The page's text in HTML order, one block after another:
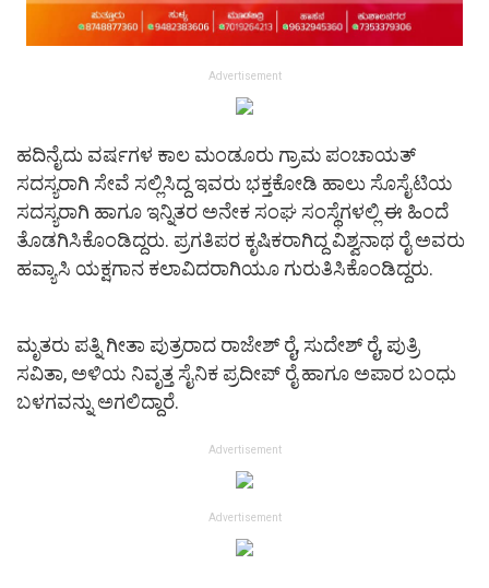
Advertisement
ಹದಿನೈದು ವರ್ಷಗಳ ಕಾಲ ಮಂಡೂರು ಗ್ರಾಮ ಪಂಚಾಯತ್
ಸದಸ್ಯರಾಗಿ ಸೇವೆ ಸಲ್ಲಿಸಿದ್ದ ಇವರು ಭಕ್ತಕೋಡಿ ಹಾಲು ಸೊಸೈಟಿಯ
ಸದಸ್ಯರಾಗಿ ಹಾಗೂ ಇನ್ನಿತರ ಅನೇಕ ಸಂಘ ಸಂಸ್ಥೆಗಳಲ್ಲಿ ಈ ಹಿಂದೆ
ತೊಡಗಿಸಿಕೊಂಡಿದ್ದರು. ಪ್ರಗತಿಪರ ಕೃಷಿಕರಾಗಿದ್ದ ವಿಶ್ವನಾಥ ರೈ ಅವರು
ಹವ್ಯಾಸಿ ಯಕ್ಷಗಾನ ಕಲಾವಿದರಾಗಿಯೂ ಗುರುತಿಸಿಕೊಂಡಿದ್ದರು.
ಮೃತರು ಪತ್ನಿ ಗೀತಾ ಪುತ್ರರಾದ ರಾಜೇಶ್ ರೈ, ಸುದೇಶ್ ರೈ, ಪುತ್ರಿ
ಸವಿತಾ, ಅಳಿಯ ನಿವೃತ್ತ ಸೈನಿಕ ಪ್ರದೀಪ್ ರೈ ಹಾಗೂ ಅಪಾರ ಬಂಧು
ಬಳಗವನ್ನು ಅಗಲಿದ್ದಾರೆ.
Advertisement
Advertisement